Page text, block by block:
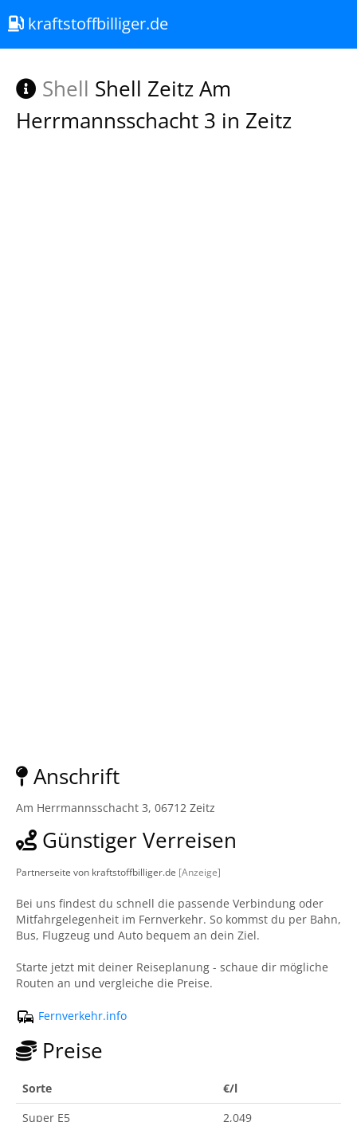
kraftstoffbilliger.de
Shell Shell Zeitz Am
Herrmannsschacht 3 in Zeitz
Anschrift
Am Herrmannsschacht 3, 06712 Zeitz
Günstiger Verreisen
Partnerseite von kraftstoffbilliger.de [Anzeige]
Bei uns findest du schnell die passende Verbindung oder
Mitfahrgelegenheit im Fernverkehr. So kommst du per Bahn,
Bus, Flugzeug und Auto bequem an dein Ziel.
Starte jetzt mit deiner Reiseplanung - schaue dir mögliche
Routen an und vergleiche die Preise.
Fernverkehr.info
Preise
Sorte
€/l
Super E5
2,049